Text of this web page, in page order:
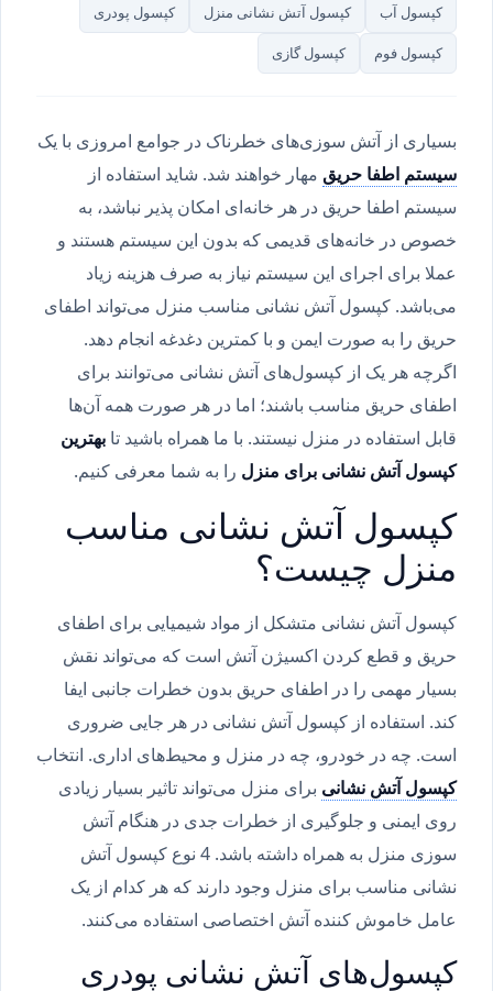
کپسول آب کپسول آتش نشانی منزل کپسول پودری
کپسول فوم کپسول گازی
بسیاری از آتش سوزی‌های خطرناک در جوامع امروزی با یک
سیستم اطفا حریقمهار خواهند شد. شاید استفاده از
سیستم اطفا حریق در هر خانه‌ای امکان پذیر نباشد، به
خصوص در خانه‌های قدیمی که بدون این سیستم هستند و
عملا برای اجرای این سیستم نیاز به صرف هزینه زیاد
می‌باشد. کپسول آتش نشانی مناسب منزل می‌تواند اطفای
حریق را به صورت ایمن و با کمترین دغدغه انجام دهد.
اگرچه هر یک از کپسول‌های آتش نشانی می‌توانند برای
اطفای حریق مناسب باشند؛ اما در هر صورت همه آن‌ها
قابل استفاده در منزل نیستند. با ما همراه باشید تا بهترین
کپسول آتش نشانی برای منزلرا به شما معرفی کنیم.
کپسول آتش نشانی مناسب
منزل چیست؟
کپسول آتش نشانی متشکل از مواد شیمیایی برای اطفای
حریق و قطع کردن اکسیژن آتش است که می‌تواند نقش
بسیار مهمی را در اطفای حریق بدون خطرات جانبی ایفا
کند. استفاده از کپسول آتش نشانی در هر جایی ضروری
است. چه در خودرو، چه در منزل و محیط‌های اداری. انتخاب
کپسول آتش نشانیبرای منزل می‌تواند تاثیر بسیار زیادی
روی ایمنی و جلوگیری از خطرات جدی در هنگام آتش
سوزی منزل به همراه داشته باشد. 4 نوع کپسول آتش
نشانی مناسب برای منزل وجود دارند که هر کدام از یک
عامل خاموش کننده آتش اختصاصی استفاده می‌کنند.
کپسول‌های آتش نشانی پودری